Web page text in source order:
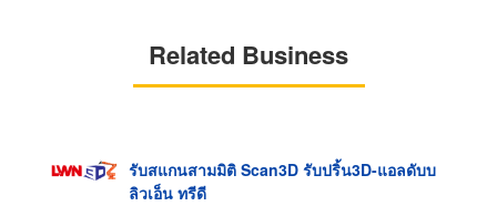
Related Business
รับสแกนสามมิติ Scan3D รับปริ้น3D-แอลดับบ
ลิวเอ็น ทรีดี